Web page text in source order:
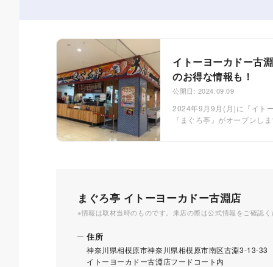
イトーヨーカドー古
のお得な情報も！
公開日: 2024.09.09
2024年9月9月(月)に『イト
『まぐろ亭』がオープンし
まぐろ亭 イトーヨーカドー古淵店
※情報は取材当時のものです。来店の際は公式情報をご確認
住所
神奈川県相模原市神奈川県相模原市南区古淵3-13-33
イトーヨーカドー古淵店フードコート内